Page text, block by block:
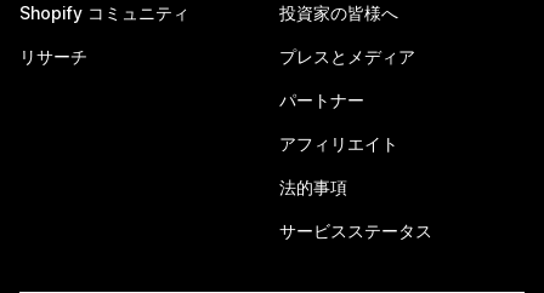
Shopify コミュニティ
リサーチ
投資家の皆様へ
プレスとメディア
パートナー
アフィリエイト
法的事項
サービスステータス